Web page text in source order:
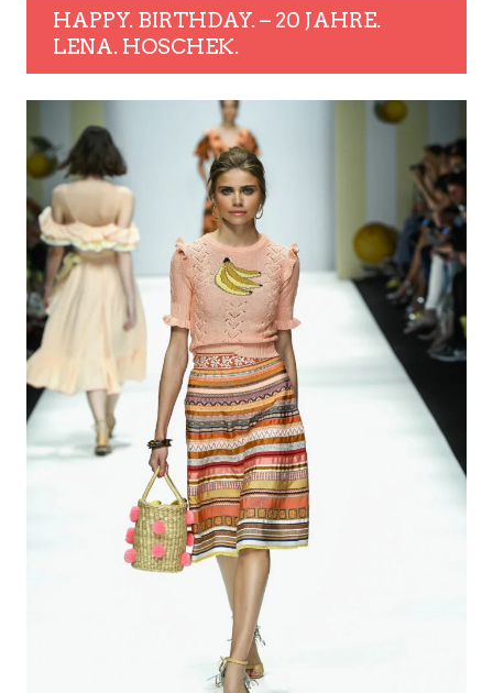
HAPPY. BIRTHDAY. – 20 JAHRE.
LENA. HOSCHEK.